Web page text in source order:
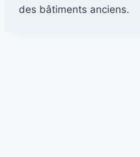
des bâtiments anciens.